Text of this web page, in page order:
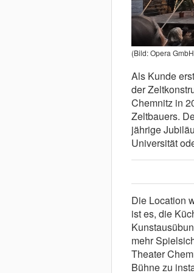
(Bild: Opera
Als Kunde
der
Chemnitz in
Zeltbauers.
jährige
Universität
Die Location
ist es, die
mehr
Theater
Bühne zu